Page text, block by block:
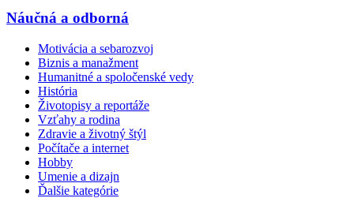
Náučná a odborná
Motivácia a sebarozvoj
Biznis a manažment
Humanitné a spoločenské vedy
História
Životopisy a reportáže
Vzťahy a rodina
Zdravie a životný štýl
Počítače a internet
Hobby
Umenie a dizajn
Ďalšie kategórie